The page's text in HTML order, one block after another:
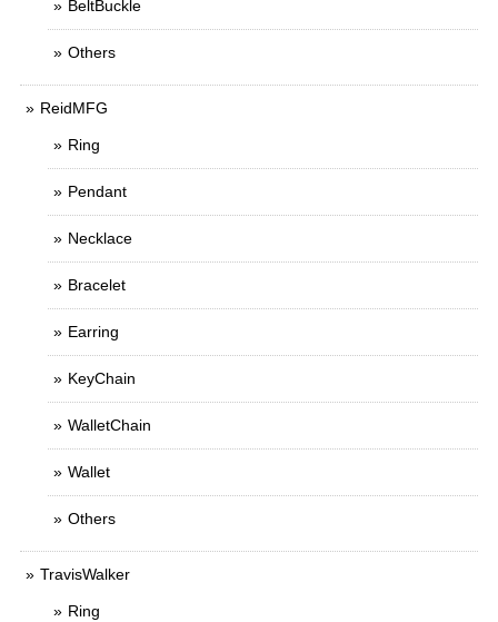
BeltBuckle
Others
ReidMFG
Ring
Pendant
Necklace
Bracelet
Earring
KeyChain
WalletChain
Wallet
Others
TravisWalker
Ring